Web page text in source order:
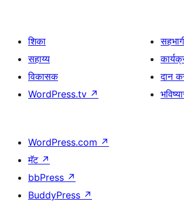
शिका
सहाय्य
विकासक
WordPress.tv ↗
दान
WordPress.com ↗
मॅट ↗
bbPress ↗
BuddyPress ↗